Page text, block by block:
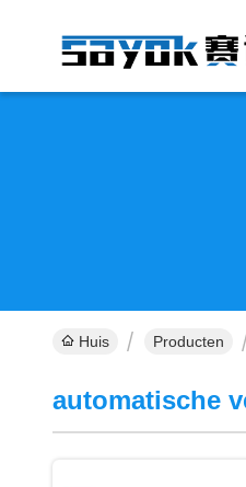
Huis Producten
automatische